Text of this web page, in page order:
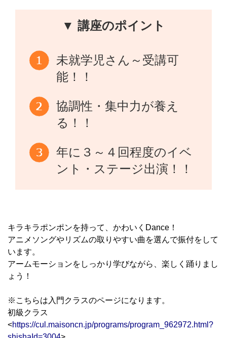
▼ 講座のポイント
未就学児さん～受講可
能！！
協調性・集中力が養え
る！！
年に３～４回程度のイベ
ント・ステージ出演！！
キラキラポンポンを持って、かわいくDance！
アニメソングやリズムの取りやすい曲を選んで振付をして
います。
アームモーションをしっかり学びながら、楽しく踊りまし
ょう！
※こちらは入門クラスのページになります。
初級クラス
<https://cul.maisoncn.jp/programs/program_962972.html?